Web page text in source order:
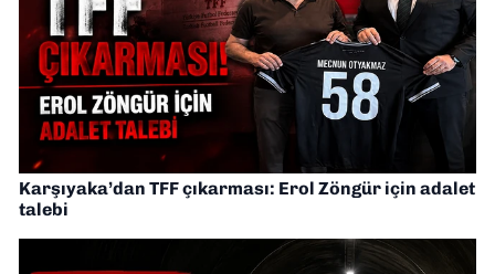
Karşıyaka’dan TFF çıkarması: Erol Zöngür için adalet
talebi